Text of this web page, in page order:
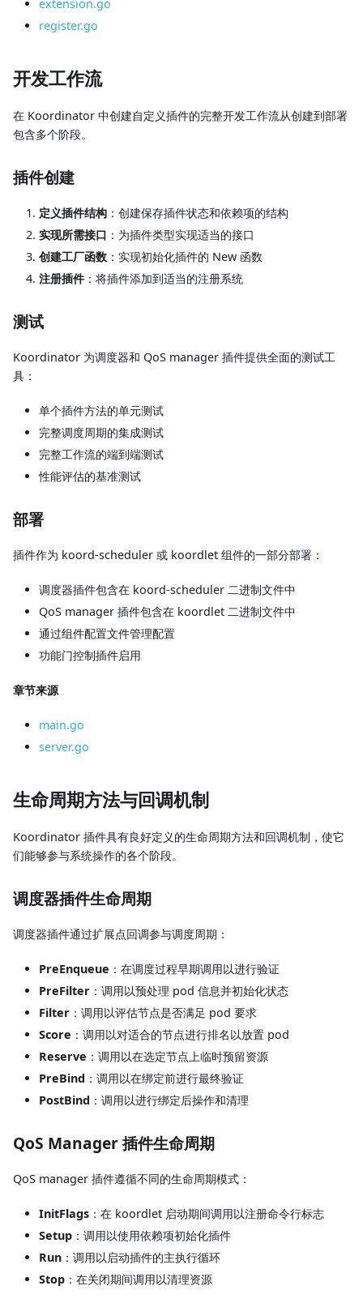
extension.go
register.go
开发工作流
在 Koordinator 中创建自定义插件的完整开发工作流从创建到部署
包含多个阶段。
插件创建
定义插件结构 ：创建保存插件状态和依赖项的结构
实现所需接口 ：为插件类型实现适当的接口
创建工厂函数 ：实现初始化插件的 New 函数
注册插件：将插件添加到适当的注册系统
测试
Koordinator 为调度器和 QoS manager 插件提供全面的测试工
具：
单个插件方法的单元测试
完整调度周期的集成测试
完整工作流的端到端测试
性能评估的基准测试
部署
插件作为 koord-scheduler 或 koordlet 组件的一部分部署：
调度器插件包含在 koord-scheduler 二进制文件中
QoS manager 插件包含在 koordlet 二进制文件中
通过组件配置文件管理配置
功能门控制插件启用
章节来源
main.go
server.go
生命周期方法与回调机制
Koordinator 插件具有良好定义的生命周期方法和回调机制，使它
们能够参与系统操作的各个阶段。
调度器插件生命周期
调度器插件通过扩展点回调参与调度周期：
PreEnqueue ：在调度过程早期调用以进行验证
PreFilter ：调用以预处理 pod 信息并初始化状态
Filter ：调用以评估节点是否满足 pod 要求
Score ：调用以对适合的节点进行排名以放置 pod
Reserve ：调用以在选定节点上临时预留资源
PreBind ：调用以在绑定前进行最终验证
PostBind ：调用以进行绑定后操作和清理
QoS Manager 插件生命周期
QoS manager 插件遵循不同的生命周期模式：
InitFlags ：在 koordlet 启动期间调用以注册命令行标志
Setup ：调用以使用依赖项初始化插件
Run ：调用以启动插件的主执行循环
Stop ：在关闭期间调用以清理资源